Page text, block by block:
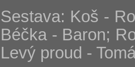
Sestava: Koš -
Béčka - Baron;
Levý proud -